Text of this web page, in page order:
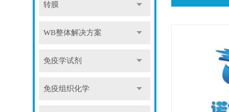
转膜
WB整体解决方案
免疫学试剂
免疫组织化学